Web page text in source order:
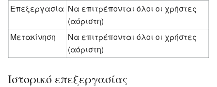
Επεξεργασία Να επιτρέπονται όλοι οι χρήστες
(αόριστη)
Μετακίνηση
Να επιτρέπονται όλοι οι χρήστες
(αόριστη)
Ιστορικό επεξεργασίας